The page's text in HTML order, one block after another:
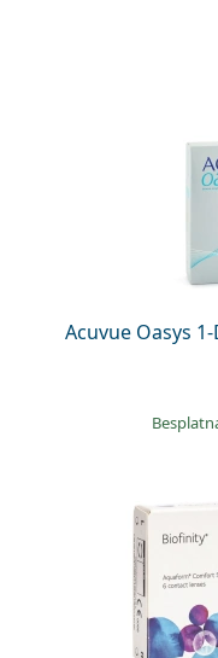
Acuvue Oasys